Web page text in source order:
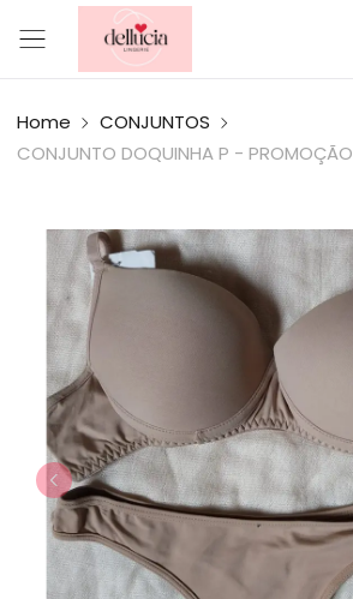
Home
CONJUNTOS
CONJUNTO DOQUINHA P - PROMOÇÃO